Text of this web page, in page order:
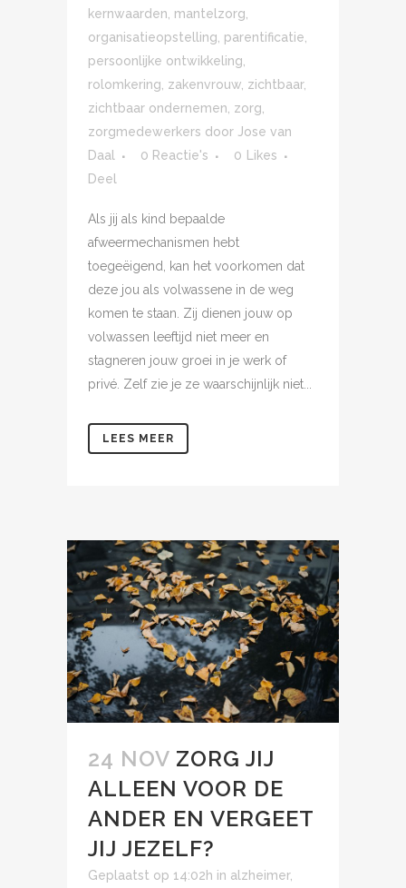
kernwaarden, mantelzorg,
organisatieopstelling, parentificatie,
persoonlijke ontwikkeling,
rolomkering, zakenvrouw, zichtbaar,
zichtbaar ondernemen, zorg,
zorgmedewerkers door Jose van
Daal
0 Reactie's 0 Likes
Deel
Als jij als kind bepaalde
afweermechanismen hebt
toegeëigend, kan het voorkomen dat
deze jou als volwassene in de weg
komen te staan. Zij dienen jouw op
volwassen leeftijd niet meer en
stagneren jouw groei in je werk of
privé. Zelf zie je ze waarschijnlijk niet...
LEES MEER
24 NOV ZORG JIJ
ALLEEN VOOR DE
ANDER EN VERGEET
JIJ JEZELF?
Geplaatst op 14:02h in alzheimer,